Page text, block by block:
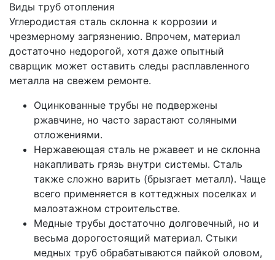
Виды труб отопления
Углеродистая сталь склонна к коррозии и
чрезмерному загрязнению. Впрочем, материал
достаточно недорогой, хотя даже опытный
сварщик может оставить следы расплавленного
металла на свежем ремонте.
Оцинкованные трубы не подвержены
ржавчине, но часто зарастают соляными
отложениями.
Нержавеющая сталь не ржавеет и не склонна
накапливать грязь внутри системы. Сталь
также сложно варить (брызгает металл). Чаще
всего применяется в коттеджных поселках и
малоэтажном строительстве.
Медные трубы достаточно долговечный, но и
весьма дорогостоящий материал. Стыки
медных труб обрабатываются пайкой оловом,